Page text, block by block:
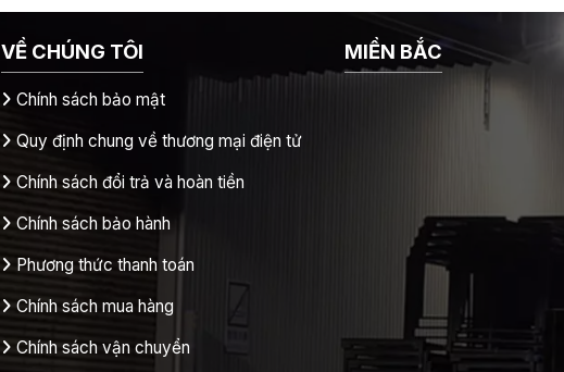
VỀ CHÚNG TÔI
Chính sách bảo mật
Quy định chung về thương mại điện tử
Chính sách đổi trả và hoàn tiền
Chính sách bảo hành
Phương thức thanh toán
Chính sách mua hàng
Chính sách vận chuyển
MIỀN BẮC